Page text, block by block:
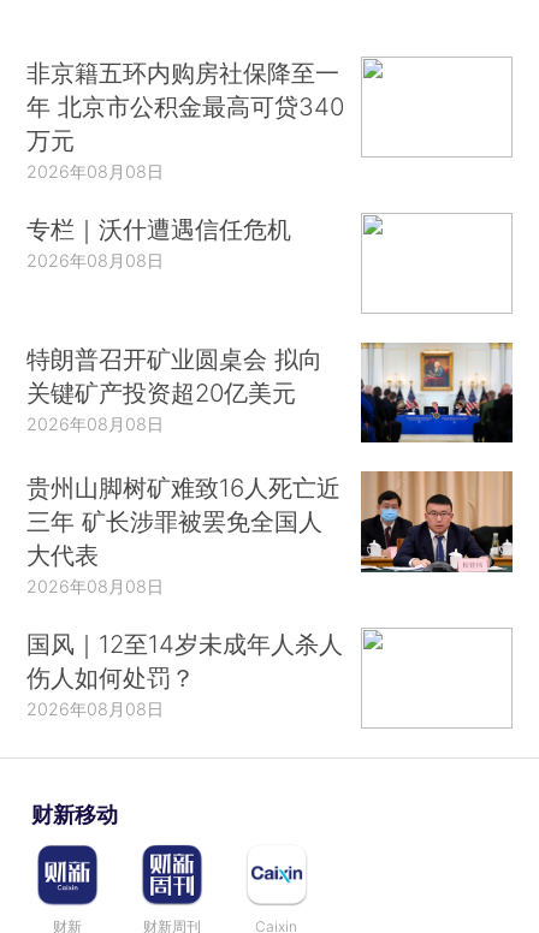
非京籍五环内购房社保降至一
年 北京市公积金最高可贷340
万元
2026年08月08日
专栏｜沃什遭遇信任危机
2026年08月08日
特朗普召开矿业圆桌会 拟向
关键矿产投资超20亿美元
2026年08月08日
贵州山脚树矿难致16人死亡近
三年 矿长涉罪被罢免全国人
大代表
2026年08月08日
国风｜12至14岁未成年人杀人
伤人如何处罚？
2026年08月08日
财新移动
财新 财新周刊 Caixin